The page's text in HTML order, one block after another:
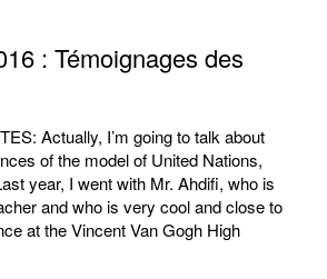
: Témoignages des
Actually, I’m going to talk about
of the model of United Nations,
year, I went with Mr. Ahdifi, who is
and who is very cool and close to
at the Vincent Van Gogh High